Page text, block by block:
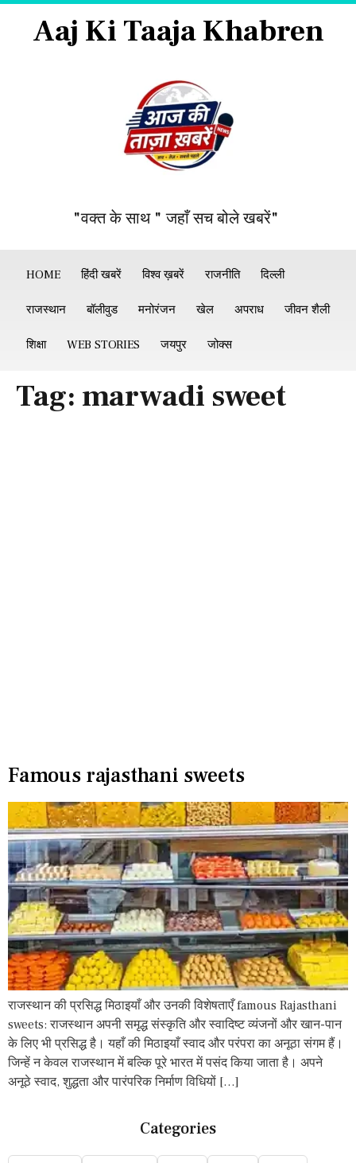
Aaj Ki Taaja Khabren
"वक्त के साथ " जहाँ सच बोले खबरें"
HOME हिंदी खबरें विश्व ख़बरें राजनीति दिल्ली
राजस्थान बॉलीवुड मनोरंजन खेल अपराध जीवन शैली
शिक्षा WEB STORIES जयपुर जोक्स
Tag: marwadi sweet
Famous rajasthani sweets
राजस्थान की प्रसिद्ध मिठाइयाँ और उनकी विशेषताएँ famous Rajasthani
sweets: राजस्थान अपनी समृद्ध संस्कृति और स्वादिष्ट व्यंजनों और खान-पान
के लिए भी प्रसिद्ध है। यहाँ की मिठाइयाँ स्वाद और परंपरा का अनूठा संगम हैं।
जिन्हें न केवल राजस्थान में बल्कि पूरे भारत में पसंद किया जाता है। अपने
अनूठे स्वाद, शुद्धता और पारंपरिक निर्माण विधियों […]
Categories